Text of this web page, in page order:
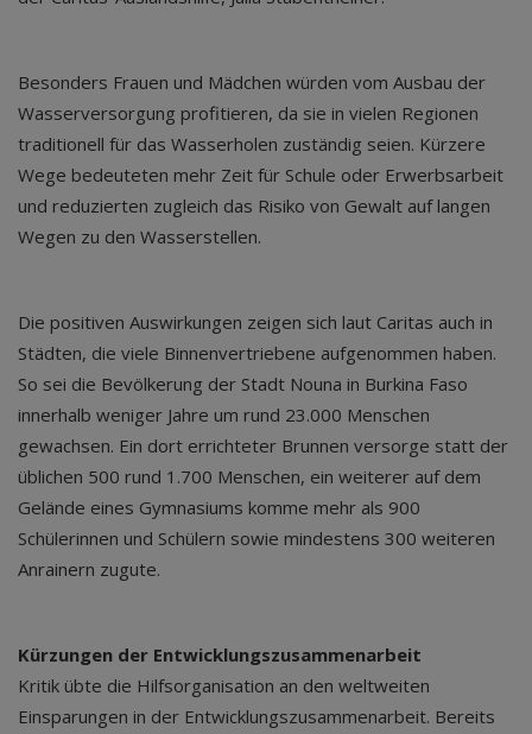
Besonders Frauen und Mädchen würden vom Ausbau der
Wasserversorgung profitieren, da sie in vielen Regionen
traditionell für das Wasserholen zuständig seien. Kürzere
Wege bedeuteten mehr Zeit für Schule oder Erwerbsarbeit
und reduzierten zugleich das Risiko von Gewalt auf langen
Wegen zu den Wasserstellen.
Die positiven Auswirkungen zeigen sich laut Caritas auch in
Städten, die viele Binnenvertriebene aufgenommen haben.
So sei die Bevölkerung der Stadt Nouna in Burkina Faso
innerhalb weniger Jahre um rund 23.000 Menschen
gewachsen. Ein dort errichteter Brunnen versorge statt der
üblichen 500 rund 1.700 Menschen, ein weiterer auf dem
Gelände eines Gymnasiums komme mehr als 900
Schülerinnen und Schülern sowie mindestens 300 weiteren
Anrainern zugute.
Kürzungen der Entwicklungszusammenarbeit
Kritik übte die Hilfsorganisation an den weltweiten
Einsparungen in der Entwicklungszusammenarbeit. Bereits